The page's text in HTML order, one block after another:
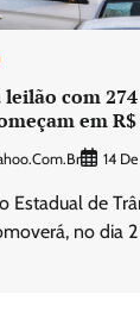
com
em R$
14
Estadual de
no dia